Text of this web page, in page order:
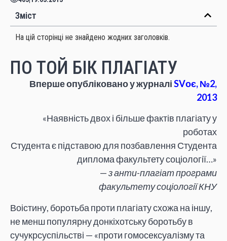
Зміст
На цій сторінці не знайдено жодних заголовків.
ПО ТОЙ БІК ПЛАГІАТУ
Вперше опубліковано у журналіSVоє, №2,
2013
«Наявність двох і більше фактів плагіату у
роботах
Студента є підставою для позбавлення Студента
диплома факультету соціології…»
—з анти-плагіат програми
факультету соціології КНУ
Воістину, боротьба проти плагіату схожа на іншу,
не менш популярну донкіхотську боротьбу в
сучукрсуспільстві — «проти гомосексуалізму та